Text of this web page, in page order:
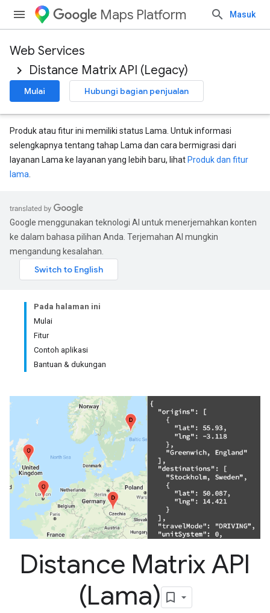
Maps Platform Masuk
Web Services
Distance Matrix API (Legacy)
Mulai Hubungi bagian penjualan
Produk atau fitur ini memiliki status Lama. Untuk informasi
selengkapnya tentang tahap Lama dan cara bermigrasi dari
layanan Lama ke layanan yang lebih baru, lihat Produk dan fitur
lama
Google menggunakan teknologi AI untuk menerjemahkan konten
ke dalam bahasa pilihan Anda. Terjemahan AI mungkin
mengandung kesalahan.
Pada halaman ini
Mulai
Fitur
Contoh aplikasi
Bantuan & dukungan
Distance Matrix API
(Lama)